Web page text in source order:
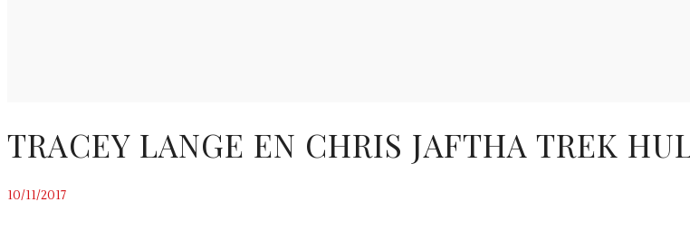
TRACEY LANGE EN CHRIS JAFTHA TREK
10/11/2017